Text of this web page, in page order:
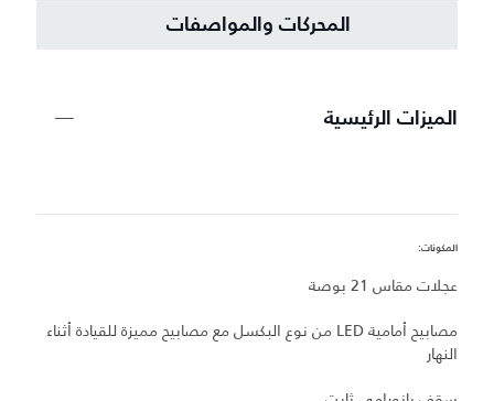
المحركات والمواصفات
الميزات الرئيسية
المكونات:
عجلات مقاس 21 بوصة
مصابيح أمامية LED من نوع البكسل مع مصابيح مميزة للقيادة أثناء
النهار